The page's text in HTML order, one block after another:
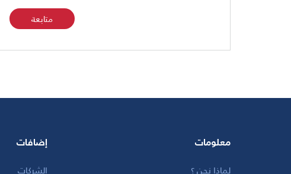
متابعة
معلومات
لماذا نحن ؟
إضافات
الشركات